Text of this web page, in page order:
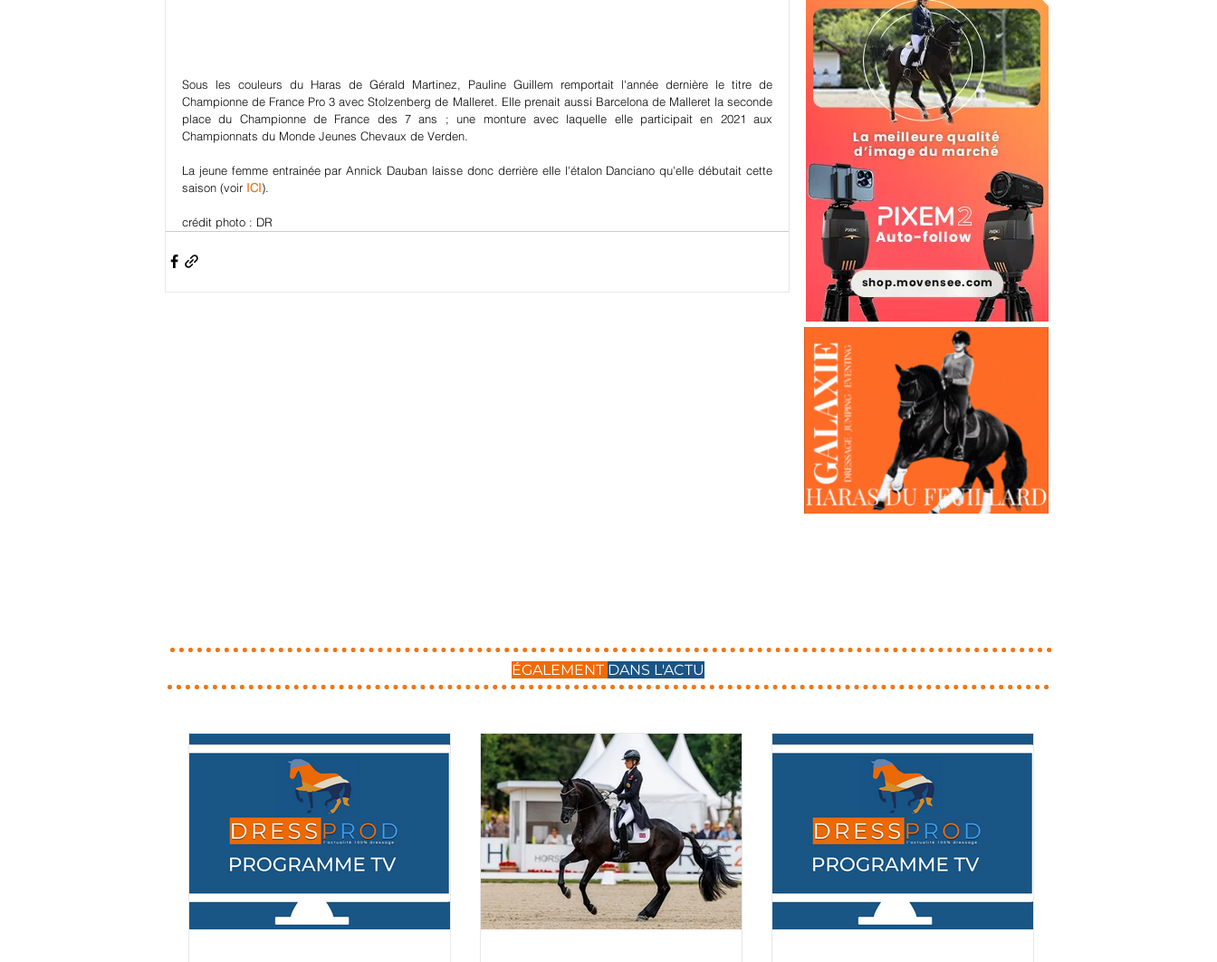
Sous les couleurs du Haras de Gérald Martinez, Pauline Guillem remportait l'année dernière le titre de
Championne de France Pro 3 avec Stolzenberg de Malleret. Elle prenait aussi Barcelona de Malleret la seconde
place du Championne de France des 7 ans ; une monture avec laquelle elle participait en 2021 aux
Championnats du Monde Jeunes Chevaux de Verden.
La jeune femme entrainée par Annick Dauban laisse donc derrière elle l'étalon Danciano qu'elle débutait cette
saison (voir ICI).
crédit photo : DR
ÉGALEMENT DANS L'ACTU